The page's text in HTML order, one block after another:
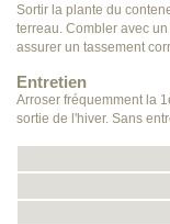
Sortir la plante du
terreau. Combler avec
assurer un tassement
Entretien
Arroser fréquemment la
sortie de l'hiver. Sans